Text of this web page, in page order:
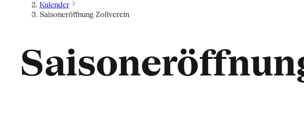
Kalender
Saisoneröffnung Zollverein